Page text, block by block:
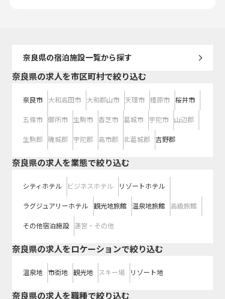
奈良県の宿泊施設一覧から探す
奈良県の求人を市区町村で絞り込む
奈良市 大和高田市 大和郡山市 天理市 橿原市 桜井市
五條市 御所市 生駒市 香芝市 葛城市 宇陀市 山辺郡
生駒郡 磯城郡 宇陀郡 高市郡 北葛城郡 吉野郡
奈良県の求人を業態で絞り込む
シティホテル ビジネスホテル リゾートホテル
ラグジュアリーホテル 観光地旅館 温泉地旅館 高級旅館
その他宿泊施設 運営・その他
奈良県の求人をロケーションで絞り込む
温泉地 市街地 観光地 スキー場 リゾート地
奈良県の求人を職種で絞り込む